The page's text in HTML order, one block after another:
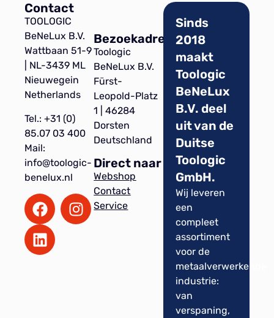
Contact
TOOLOGIC
BeNeLux B.V.
Wattbaan 51-9
| NL-3439 ML
Nieuwegein
Netherlands
Tel.: +31 (0)
85.07 03 400
Mail:
info@toologic-
benelux.nl
Bezoekadres
Toologic
BeNeLux B.V.
Fürst-
Leopold-Platz
1 | 46284
Dorsten
Deutschland
Direct naar
Webshop
Contact
Service
Sinds
2018
maakt
Toologic
BeNeLux
B.V. deel
uit van de
Duitse
Toologic
GmbH.
Wij leveren
een
compleet
assortiment
voor de
metaalverwerkende
industrie:
van
verspaning,